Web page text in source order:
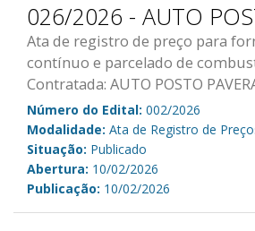
026/2026 - AUTO
Ata de registro de preço para
contínuo e parcelado de
Contratada: AUTO POSTO
Número do Edital: 002/2026
Modalidade: Ata de Registro de
Situação: Publicado
Abertura: 10/02/2026
Publicação: 10/02/2026